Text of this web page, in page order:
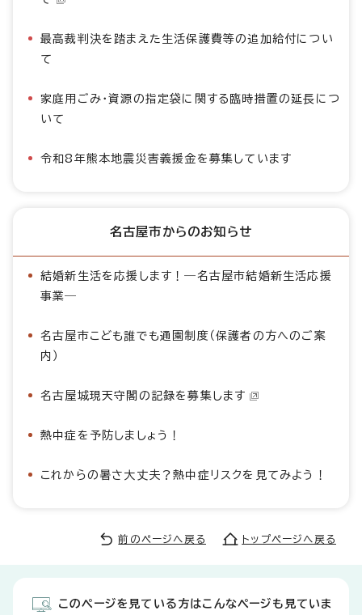
最高裁判決を踏まえた生活保護費等の追加給付につい
て
家庭用ごみ・資源の指定袋に関する臨時措置の延長につ
いて
令和8年熊本地震災害義援金を募集しています
名古屋市からのお知らせ
結婚新生活を応援します！―名古屋市結婚新生活応援
事業―
名古屋市こども誰でも通園制度（保護者の方へのご案
内）
名古屋城現天守閣の記録を募集します
熱中症を予防しましょう！
これからの暑さ大丈夫？熱中症リスクを見てみよう！
前のページへ戻る トップページへ戻る
このページを見ている方はこんなページも見ていま